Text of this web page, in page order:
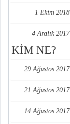
1 Ekim 2018
4 Aralık 2017
KİM NE?
29 Ağustos 2017
21 Ağustos 2017
14 Ağustos 2017